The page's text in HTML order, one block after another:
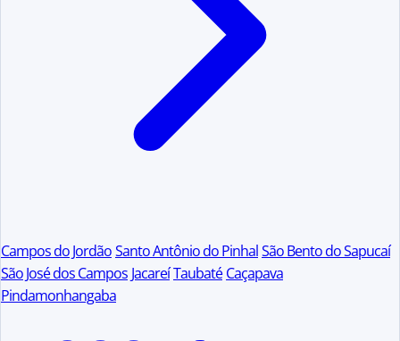
Campos do JordãoSanto Antônio do PinhalSão Bento do Sapucaí
São José dos Campos JacareíTaubaté Caçapava
Pindamonhangaba